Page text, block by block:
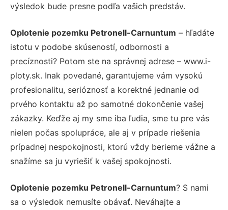
výsledok bude presne podľa vašich predstáv.
Oplotenie pozemku Petronell-Carnuntum – hľadáte
istotu v podobe skúseností, odbornosti a
precíznosti? Potom ste na správnej adrese – www.i-
ploty.sk. Inak povedané, garantujeme vám vysokú
profesionalitu, serióznosť a korektné jednanie od
prvého kontaktu až po samotné dokončenie vašej
zákazky. Keďže aj my sme iba ľudia, sme tu pre vás
nielen počas spolupráce, ale aj v prípade riešenia
prípadnej nespokojnosti, ktorú vždy berieme vážne a
snažíme sa ju vyriešiť k vašej spokojnosti.
Oplotenie pozemku Petronell-Carnuntum? S nami
sa o výsledok nemusíte obávať. Neváhajte a